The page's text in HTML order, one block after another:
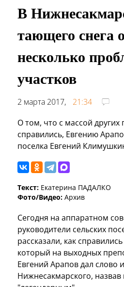
В
тающего снега
несколько
участков
2 марта 2017,
21:34
О том, что с массой других
справились, Евгению
поселка Евгений
Текст: Екатерина ПАДАЛКО
Фото/Видео: Архив
Сегодня на аппаратном
руководители сельских
рассказали, как
который на выходных
Евгений Арапов дал слово
Нижнесакмарского, назвав